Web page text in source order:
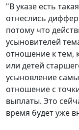
"В указе есть
отнеслись
потому что
усыновителей
отношение к тем,
или детей
усыновление
отношение с
выплаты. Это
время будет уже